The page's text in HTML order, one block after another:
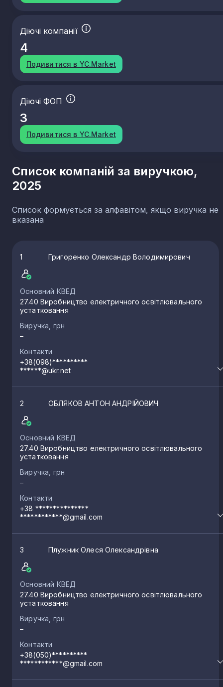
Діючі компанії
4
Подивитися в YC.Market
Діючі ФОП
3
Подивитися в YC.Market
Список компаній за виручкою,
2025
Список формується за алфавітом, якщо виручка не
вказана
1 Григоренко Олександр Володимирович
Основний КВЕД
27.40 Виробництво електричного освітлювального
устатковання
Виручка, грн
–
Контакти
+38(098)**********
******@ukr.net
2 ОБЛЯКОВ АНТОН АНДРІЙОВИЧ
Основний КВЕД
27.40 Виробництво електричного освітлювального
устатковання
Виручка, грн
–
Контакти
+38 ***************
************@gmail.com
3 Плужник Олеся Олександрівна
Основний КВЕД
27.40 Виробництво електричного освітлювального
устатковання
Виручка, грн
–
Контакти
+38(050)**********
************@gmail.com